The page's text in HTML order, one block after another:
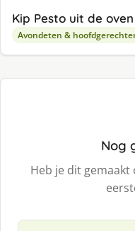
Kip Pesto uit de oven
Avondeten &
Nog
Heb je dit gemaakt